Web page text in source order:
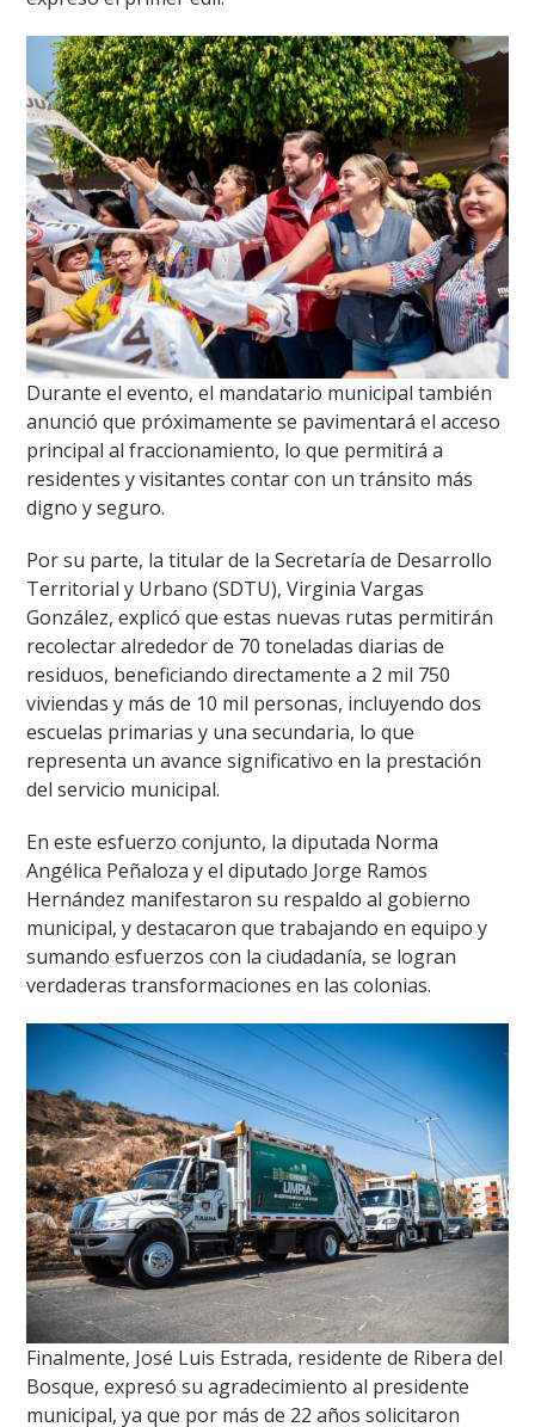
Durante el evento, el mandatario municipal también
anunció que próximamente se pavimentará el acceso
principal al fraccionamiento, lo que permitirá a
residentes y visitantes contar con un tránsito más
digno y seguro.
Por su parte, la titular de la Secretaría de Desarrollo
Territorial y Urbano (SDTU), Virginia Vargas
González, explicó que estas nuevas rutas permitirán
recolectar alrededor de 70 toneladas diarias de
residuos, beneficiando directamente a 2 mil 750
viviendas y más de 10 mil personas, incluyendo dos
escuelas primarias y una secundaria, lo que
representa un avance significativo en la prestación
del servicio municipal.
En este esfuerzo conjunto, la diputada Norma
Angélica Peñaloza y el diputado Jorge Ramos
Hernández manifestaron su respaldo al gobierno
municipal, y destacaron que trabajando en equipo y
sumando esfuerzos con la ciudadanía, se logran
verdaderas transformaciones en las colonias.
Finalmente, José Luis Estrada, residente de Ribera del
Bosque, expresó su agradecimiento al presidente
municipal, ya que por más de 22 años solicitaron